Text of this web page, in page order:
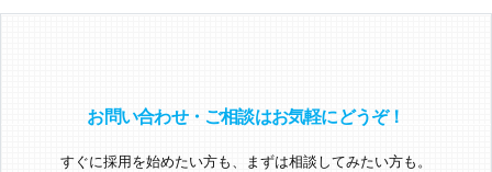
お問い合わせ・ご相談はお気軽にどうぞ！
すぐに採用を始めたい方も、まずは相談してみたい方も。